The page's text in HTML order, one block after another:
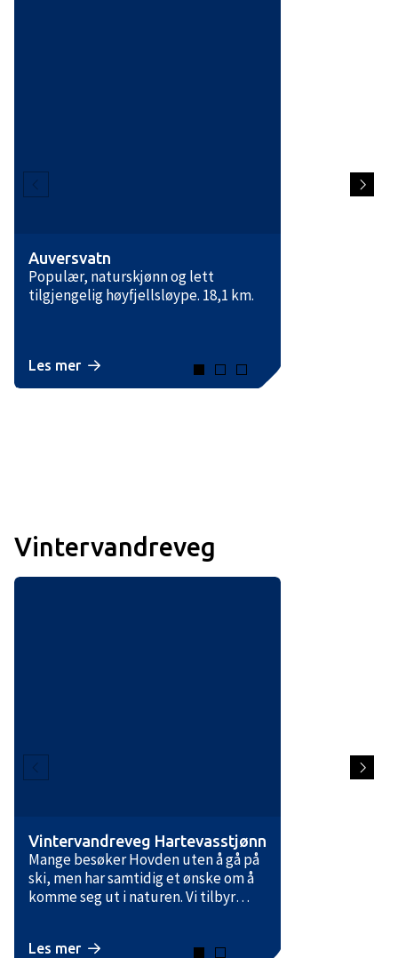
Auversvatn
Populær, naturskjønn og lett
tilgjengelig høyfjellsløype. 18,1 km.
Les mer
Vintervandreveg
Vintervandreveg Hartevasstjønn
Mange besøker Hovden uten å gå på
ski, men har samtidig et ønske om å
komme seg ut i naturen. Vi tilbyr
som vil gå til fots eller med truger.
Les mer